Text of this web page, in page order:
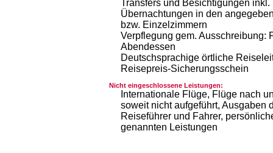
Transfers und Besichtigungen
Übernachtungen in den
bzw. Einzelzimmern
Verpflegung gem. Ausschreibung:
Abendessen
Deutschsprachige örtliche
Reisepreis-Sicherungsschein
Nicht eingeschlossene Leistungen:
Internationale Flüge, Flüge nach
soweit nicht aufgeführt, Ausgaben
Reiseführer und Fahrer,
genannten Leistungen